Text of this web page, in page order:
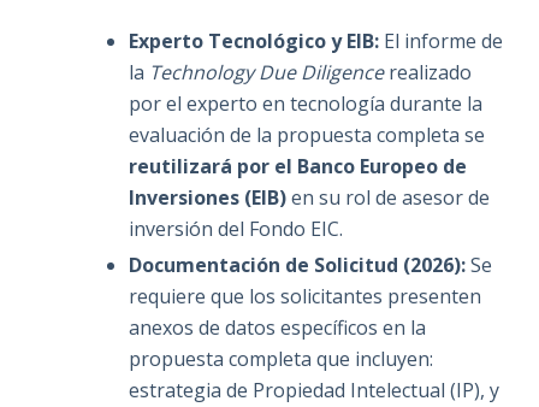
Experto Tecnológico y EIB:El informe de
la Technology Due Diligencerealizado
por el experto en tecnología durante la
evaluación de la propuesta completa se
reutilizará por el Banco Europeo de
Inversiones (EIB)en su rol de asesor de
inversión del Fondo EIC.
Documentación de Solicitud (2026):Se
requiere que los solicitantes presenten
anexos de datos específicos en la
propuesta completa que incluyen:
estrategia de Propiedad Intelectual (IP), y